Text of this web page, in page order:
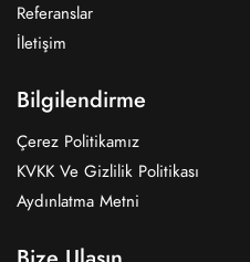
Referanslar
İletişim
Bilgilendirme
Çerez Politikamız
KVKK Ve Gizlilik Politikası
Aydınlatma Metni